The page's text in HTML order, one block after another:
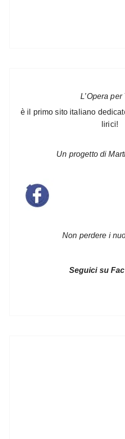
L’Opera per
è il primo sito italiano
lirici!
Un progetto di
Non perdere i
Seguici su